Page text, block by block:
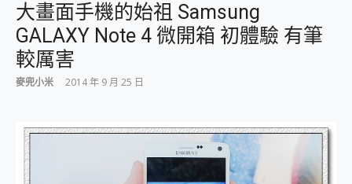
專為 PC上的 XBOX和掌機設計的 FireCuda X1070 SSD 固態硬碟開箱 評測
台灣製攝影機在這裡，100%全無線設計 SpotCam Solo Eco 太陽能防水雲端攝影機 SpotCam Solo 3 2.5K高畫質戶外攝影機 開箱 評測
好用的 EaseUS Partition Master 讓您輕鬆的移除與格式化有防寫保護的隨身碟或SD卡
一鍵修復模糊影片、舊照的 AI 好幫手! VideoProc Converter AI 新版全解析 × 年末優惠，一篇全看懂
大畫面手機的始祖 Samsung
GALAXY Note 4 微開箱 初體驗 有筆
較厲害
麥兜小米 2014 年 9 月 25 日